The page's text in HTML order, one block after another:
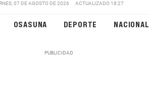
07 DE AGOSTO DE 2026 ACTUALIZADO 18:27
OSASUNA DEPORTE NACIONAL